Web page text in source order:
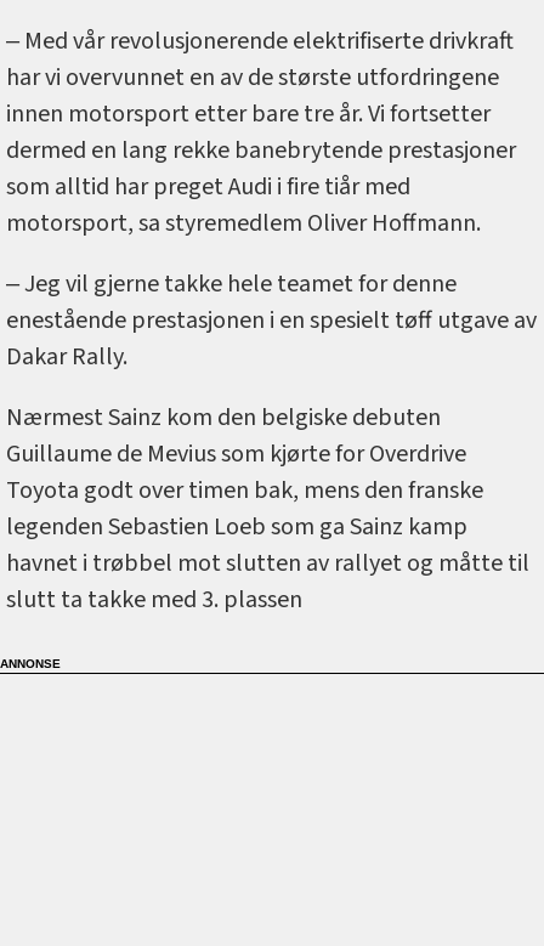
‒ Med vår revolusjonerende elektrifiserte drivkraft
har vi overvunnet en av de største utfordringene
innen motorsport etter bare tre år. Vi fortsetter
dermed en lang rekke banebrytende prestasjoner
som alltid har preget Audi i fire tiår med
motorsport, sa styremedlem Oliver Hoffmann.
‒ Jeg vil gjerne takke hele teamet for denne
enestående prestasjonen i en spesielt tøff utgave av
Dakar Rally.
Nærmest Sainz kom den belgiske debuten
Guillaume de Mevius som kjørte for Overdrive
Toyota godt over timen bak, mens den franske
legenden Sebastien Loeb som ga Sainz kamp
havnet i trøbbel mot slutten av rallyet og måtte til
slutt ta takke med 3. plassen